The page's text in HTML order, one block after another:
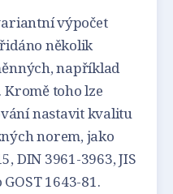
výpočet
několik
například
toho lze
nastavit kvalitu
norem, jako
DIN 3961-3963, JIS
1643-81.